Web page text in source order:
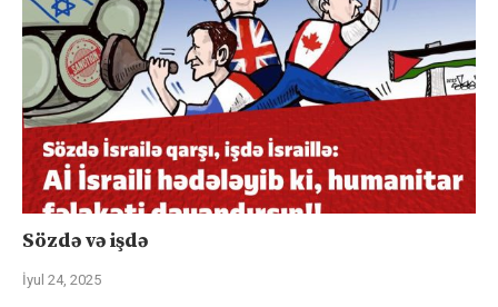
Sözdə və işdə
İyul 24, 2025